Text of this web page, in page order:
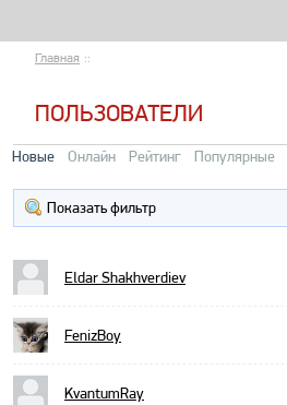
Главная ::
ПОЛЬЗОВАТЕЛИ
Новые Онлайн Рейтинг Популярные
Показать фильтр
Eldar Shakhverdiev
FenizBoy
KvantumRay